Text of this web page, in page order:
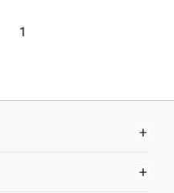
1
+
+